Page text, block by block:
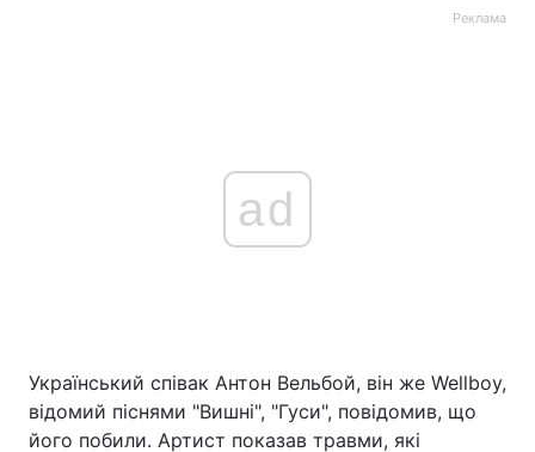
Реклама
ad
Український співак Антон Вельбой, він же Wellboy,
відомий піснями "Вишні", "Гуси", повідомив, що
його побили. Артист показав травми, які